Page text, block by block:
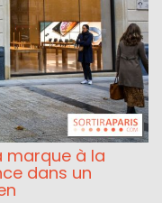
marque à la
dans un